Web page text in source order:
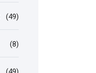
(49)
(8)